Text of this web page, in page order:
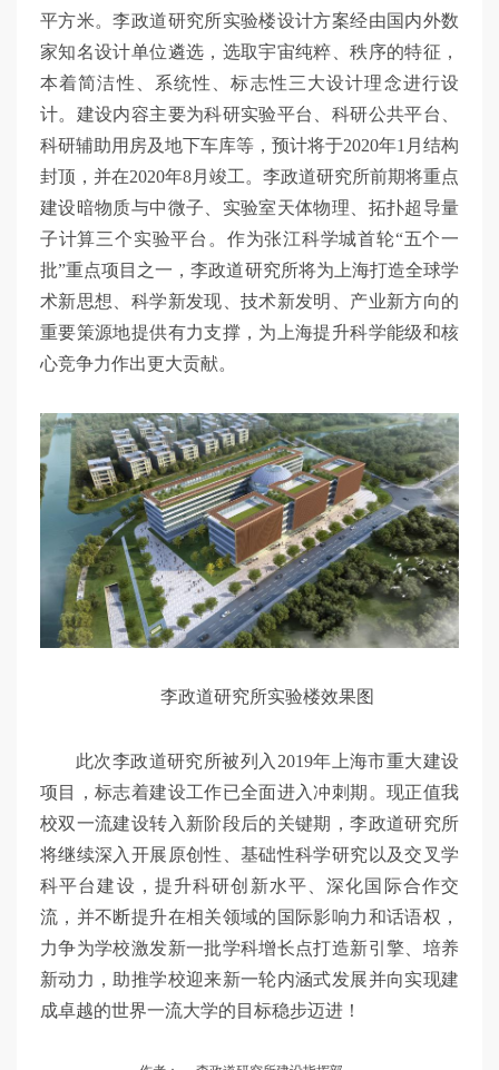
平方米。李政道研究所实验楼设计方案经由国内外数
家知名设计单位遴选，选取宇宙纯粹、秩序的特征，
本着简洁性、系统性、标志性三大设计理念进行设
计。建设内容主要为科研实验平台、科研公共平台、
科研辅助用房及地下车库等，预计将于2020年1月结构
封顶，并在2020年8月竣工。李政道研究所前期将重点
建设暗物质与中微子、实验室天体物理、拓扑超导量
子计算三个实验平台。作为张江科学城首轮“五个一
批”重点项目之一，李政道研究所将为上海打造全球学
术新思想、科学新发现、技术新发明、产业新方向的
重要策源地提供有力支撑，为上海提升科学能级和核
心竞争力作出更大贡献。
李政道研究所实验楼效果图
此次李政道研究所被列入2019年上海市重大建设
项目，标志着建设工作已全面进入冲刺期。现正值我
校双一流建设转入新阶段后的关键期，李政道研究所
将继续深入开展原创性、基础性科学研究以及交叉学
科平台建设，提升科研创新水平、深化国际合作交
流，并不断提升在相关领域的国际影响力和话语权，
力争为学校激发新一批学科增长点打造新引擎、培养
新动力，助推学校迎来新一轮内涵式发展并向实现建
成卓越的世界一流大学的目标稳步迈进！